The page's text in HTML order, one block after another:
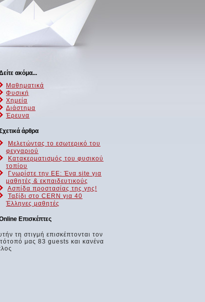
ακόμα...
Μαθηματικά
Φυσική
Χημεία
Διάστημα
Έρευνα
άρθρα
Μελετώντας το εσωτερικό του
φεγγαριού
Κατακερματισμός του φυσικού
τοπίου
Γνωρίστε την ΕΕ: Ένα site για
μαθητές & εκπαιδευτικούς
Ασπίδα προστασίας της γης!
Ταξίδι στο CERN για 40
Έλληνες μαθητές
Επισκέπτες
τη στιγμή επισκέπτονται τον
μας 83 guests και κανένα